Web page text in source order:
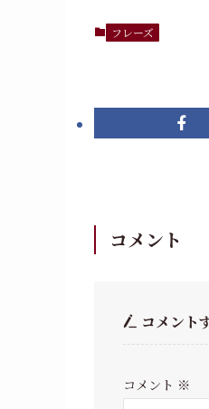
フレーズ
コメント
コメント
コメント ※